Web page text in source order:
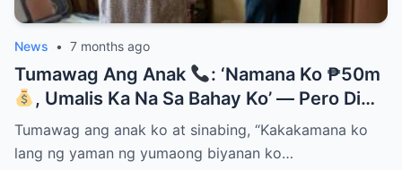
News • 7 months ago
Tumawag Ang Anak
: ‘Namana Ko ₱50m
, Umalis Ka Na Sa Bahay Ko’ — Pero Di
Niya Alam Na…
Tumawag ang anak ko at sinabing, “Kakakamana ko
lang ng yaman ng yumaong biyanan ko…